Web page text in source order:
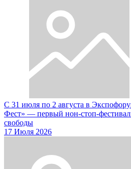
С 31 июля по 2 августа в
Фест» — первый нон-стоп-
свободы
17 Июля 2026